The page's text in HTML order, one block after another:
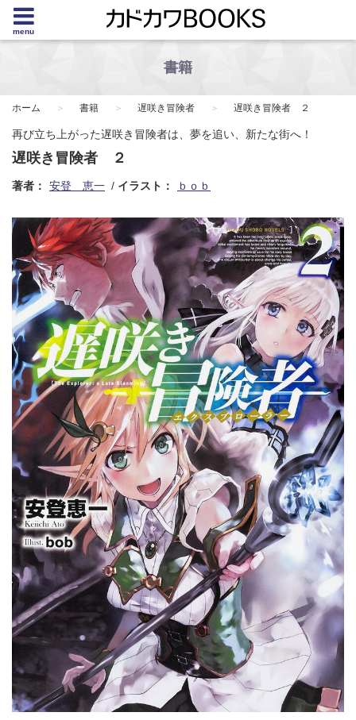
menu
書籍
ホーム 書籍 遅咲き冒険者 遅咲き冒険者 ２
再び立ち上がった遅咲き冒険者は、夢を追い、新たな街へ！
遅咲き冒険者 ２
著者： 安登 恵一 イラスト： ｂｏｂ